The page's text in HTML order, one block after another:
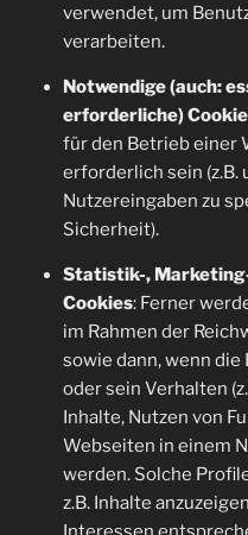
verwendet, um
verarbeiten.
Notwendige (auch:
erforderliche)
für den Betrieb einer
erforderlich sein (z.B.
Nutzereingaben zu
Sicherheit).
Statistik-,
Cookies: Ferner
im Rahmen der
sowie dann, wenn
oder sein Verhalten
Inhalte, Nutzen von
Webseiten in einem
werden. Solche
z.B. Inhalte